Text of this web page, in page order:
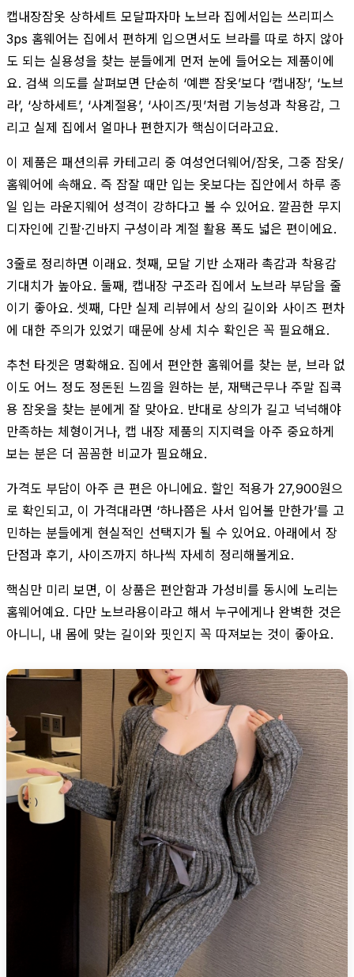
캡내장잠옷 상하세트 모달파자마 노브라 집에서입는 쓰리피스
3ps 홈웨어는 집에서 편하게 입으면서도 브라를 따로 하지 않아
도 되는 실용성을 찾는 분들에게 먼저 눈에 들어오는 제품이에
요. 검색 의도를 살펴보면 단순히 ‘예쁜 잠옷’보다 ‘캡내장’, ‘노브
라’, ‘상하세트’, ‘사계절용’, ‘사이즈/핏’처럼 기능성과 착용감, 그
리고 실제 집에서 얼마나 편한지가 핵심이더라고요.
이 제품은 패션의류 카테고리 중 여성언더웨어/잠옷, 그중 잠옷/
홈웨어에 속해요. 즉 잠잘 때만 입는 옷보다는 집안에서 하루 종
일 입는 라운지웨어 성격이 강하다고 볼 수 있어요. 깔끔한 무지
디자인에 긴팔·긴바지 구성이라 계절 활용 폭도 넓은 편이에요.
3줄로 정리하면 이래요. 첫째, 모달 기반 소재라 촉감과 착용감
기대치가 높아요. 둘째, 캡내장 구조라 집에서 노브라 부담을 줄
이기 좋아요. 셋째, 다만 실제 리뷰에서 상의 길이와 사이즈 편차
에 대한 주의가 있었기 때문에 상세 치수 확인은 꼭 필요해요.
추천 타겟은 명확해요. 집에서 편안한 홈웨어를 찾는 분, 브라 없
이도 어느 정도 정돈된 느낌을 원하는 분, 재택근무나 주말 집콕
용 잠옷을 찾는 분에게 잘 맞아요. 반대로 상의가 길고 넉넉해야
만족하는 체형이거나, 캡 내장 제품의 지지력을 아주 중요하게
보는 분은 더 꼼꼼한 비교가 필요해요.
가격도 부담이 아주 큰 편은 아니에요. 할인 적용가 27,900원으
로 확인되고, 이 가격대라면 ‘하나쯤은 사서 입어볼 만한가’를 고
민하는 분들에게 현실적인 선택지가 될 수 있어요. 아래에서 장
단점과 후기, 사이즈까지 하나씩 자세히 정리해볼게요.
핵심만 미리 보면, 이 상품은 편안함과 가성비를 동시에 노리는
홈웨어예요. 다만 노브라용이라고 해서 누구에게나 완벽한 것은
아니니, 내 몸에 맞는 길이와 핏인지 꼭 따져보는 것이 좋아요.